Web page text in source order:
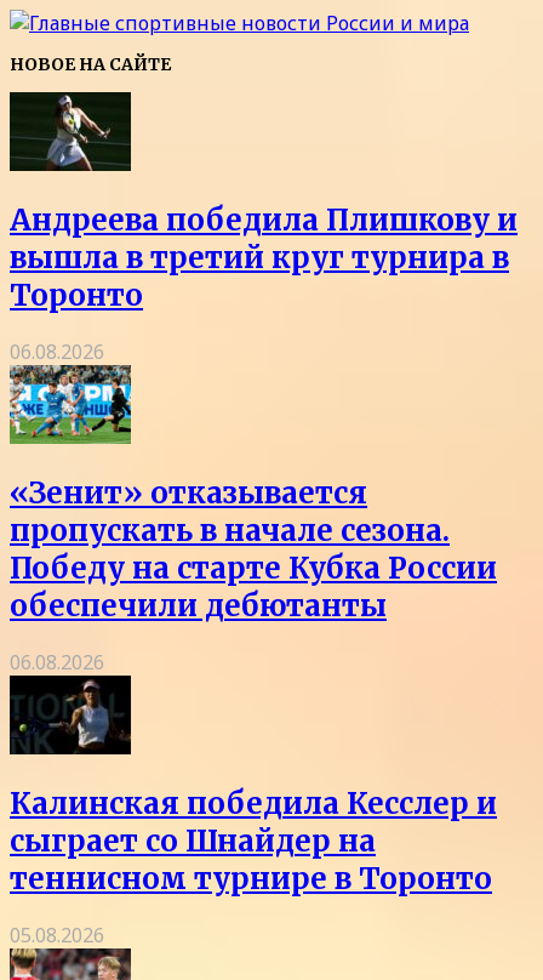
НОВОЕ НА САЙТЕ
Андреева победила Плишкову и
вышла в третий круг турнира в
Торонто
06.08.2026
«Зенит» отказывается
пропускать в начале сезона.
Победу на старте Кубка России
обеспечили дебютанты
06.08.2026
Калинская победила Кесслер и
сыграет со Шнайдер на
теннисном турнире в Торонто
05.08.2026